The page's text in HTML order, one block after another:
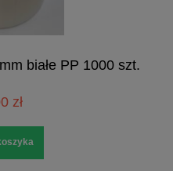
białe PP 1000 szt.
zł